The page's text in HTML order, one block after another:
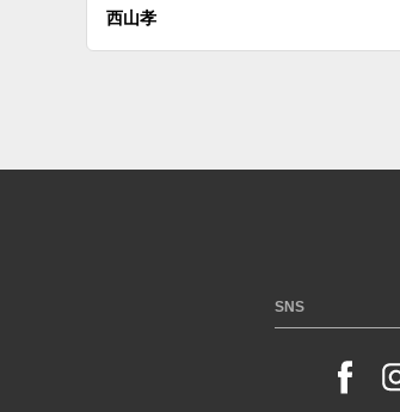
西山孝
SNS